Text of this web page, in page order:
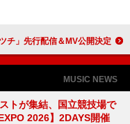
ューEP『【人】／INORI』よりリード曲「カグツチ」先行配信＆MV公開決定
MUSIC NEWS
トが集結、国立競技場で
2026】2DAYS開催